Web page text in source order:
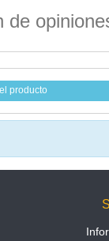
de
producto